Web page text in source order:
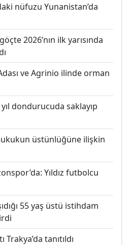
nüfuzu Yunanistan’da
2026’nın ilk yarısında
ve Agrinio ilinde orman
dondurucuda saklayıp
üstünlüğüne ilişkin
Yıldız futbolcu
55 yaş üstü istihdam
tanıtıldı